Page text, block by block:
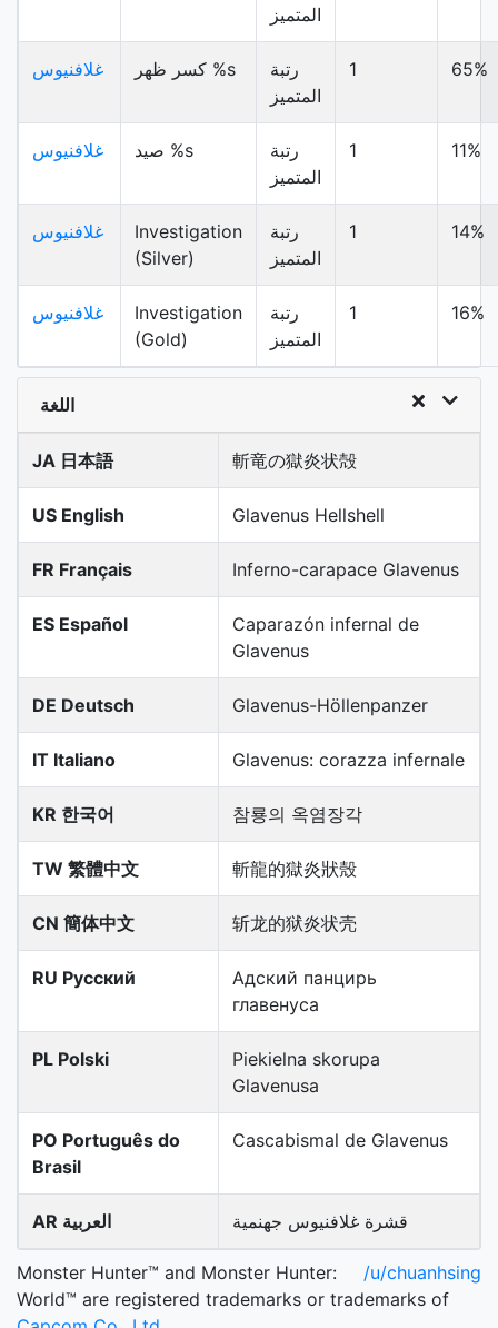
المتميز
غلافنيوس كسر ظهر %s
رتبة
المتميز
1 65%
غلافنيوس صيد %s
رتبة
المتميز
1 11%
غلافنيوس
Investigation
(Silver)
رتبة
المتميز
1 14%
غلافنيوس
Investigation
(Gold)
رتبة
المتميز
1 16%
اللغة
JA 日本語 斬竜の獄炎状殻
US English Glavenus Hellshell
FR Français Inferno-carapace Glavenus
ES Español
Caparazón infernal de
Glavenus
DE Deutsch Glavenus-Höllenpanzer
IT Italiano Glavenus: corazza infernale
KR 한국어 참룡의 옥염장각
TW 繁體中文 斬龍的獄炎狀殼
CN 簡体中文 斩龙的狱炎状壳
RU Русский
Адский панцирь
главенуса
PL Polski
Piekielna skorupa
Glavenusa
PO Português do
Brasil
Cascabismal de Glavenus
AR العربية قشرة غلافنيوس جهنمية
/u/chuanhsing
Monster Hunter™ and Monster Hunter:
World™ are registered trademarks or trademarks of